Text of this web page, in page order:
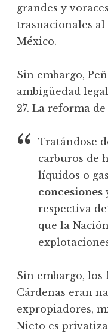
grandes y
trasnacionales
México.
Sin embargo,
ambigüedad
27. La reforma
Tratándose
carburos de
líquidos o
concesiones
respectiva
que la
Sin embargo,
Cárdenas eran
expropiadores,
Nieto es